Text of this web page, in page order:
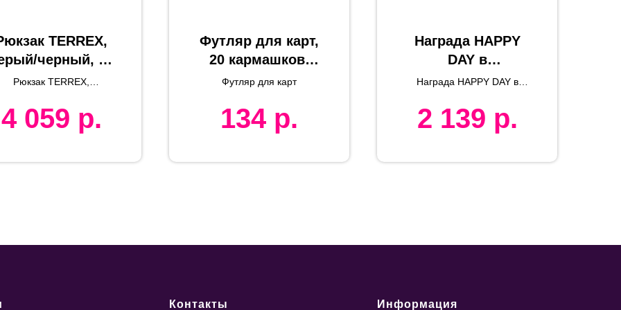
TERREX,
черный, 45
31 x 13 см, 100%
Рюкзак TERREX,
полиэстер
4 059 р.
Футляр для карт,
20 кармашков,
синий,
иск. кожа,
металл, лазерная
Футляр для карт
134 р.
Награда HAPPY
DAY в
подарочной
грани, 200х131х20
мм, акрил
Награда HAPPY DAY в
матовые грани,
200х131х20 мм, акрил
2 139 р.
Контакты Информация